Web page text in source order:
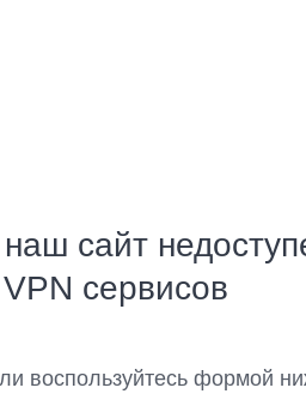
сайт
сервисов
воспользуйтесь формой